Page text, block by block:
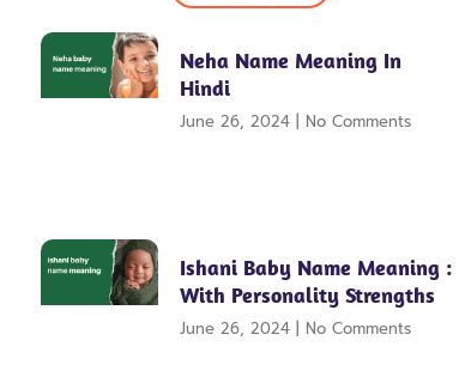
Neha Name Meaning In
Hindi
June 26, 2024 No Comments
Ishani Baby Name Meaning :
With Personality Strengths
June 26, 2024 No Comments